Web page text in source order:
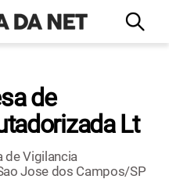
de
Lt
de Vigilancia
Jose dos Campos/SP